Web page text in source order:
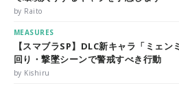
by Raito
MEASURES
【スマブラSP】DLC新キャラ「ミェ
回り・撃墜シーンで警戒すべき行動
by Kishiru